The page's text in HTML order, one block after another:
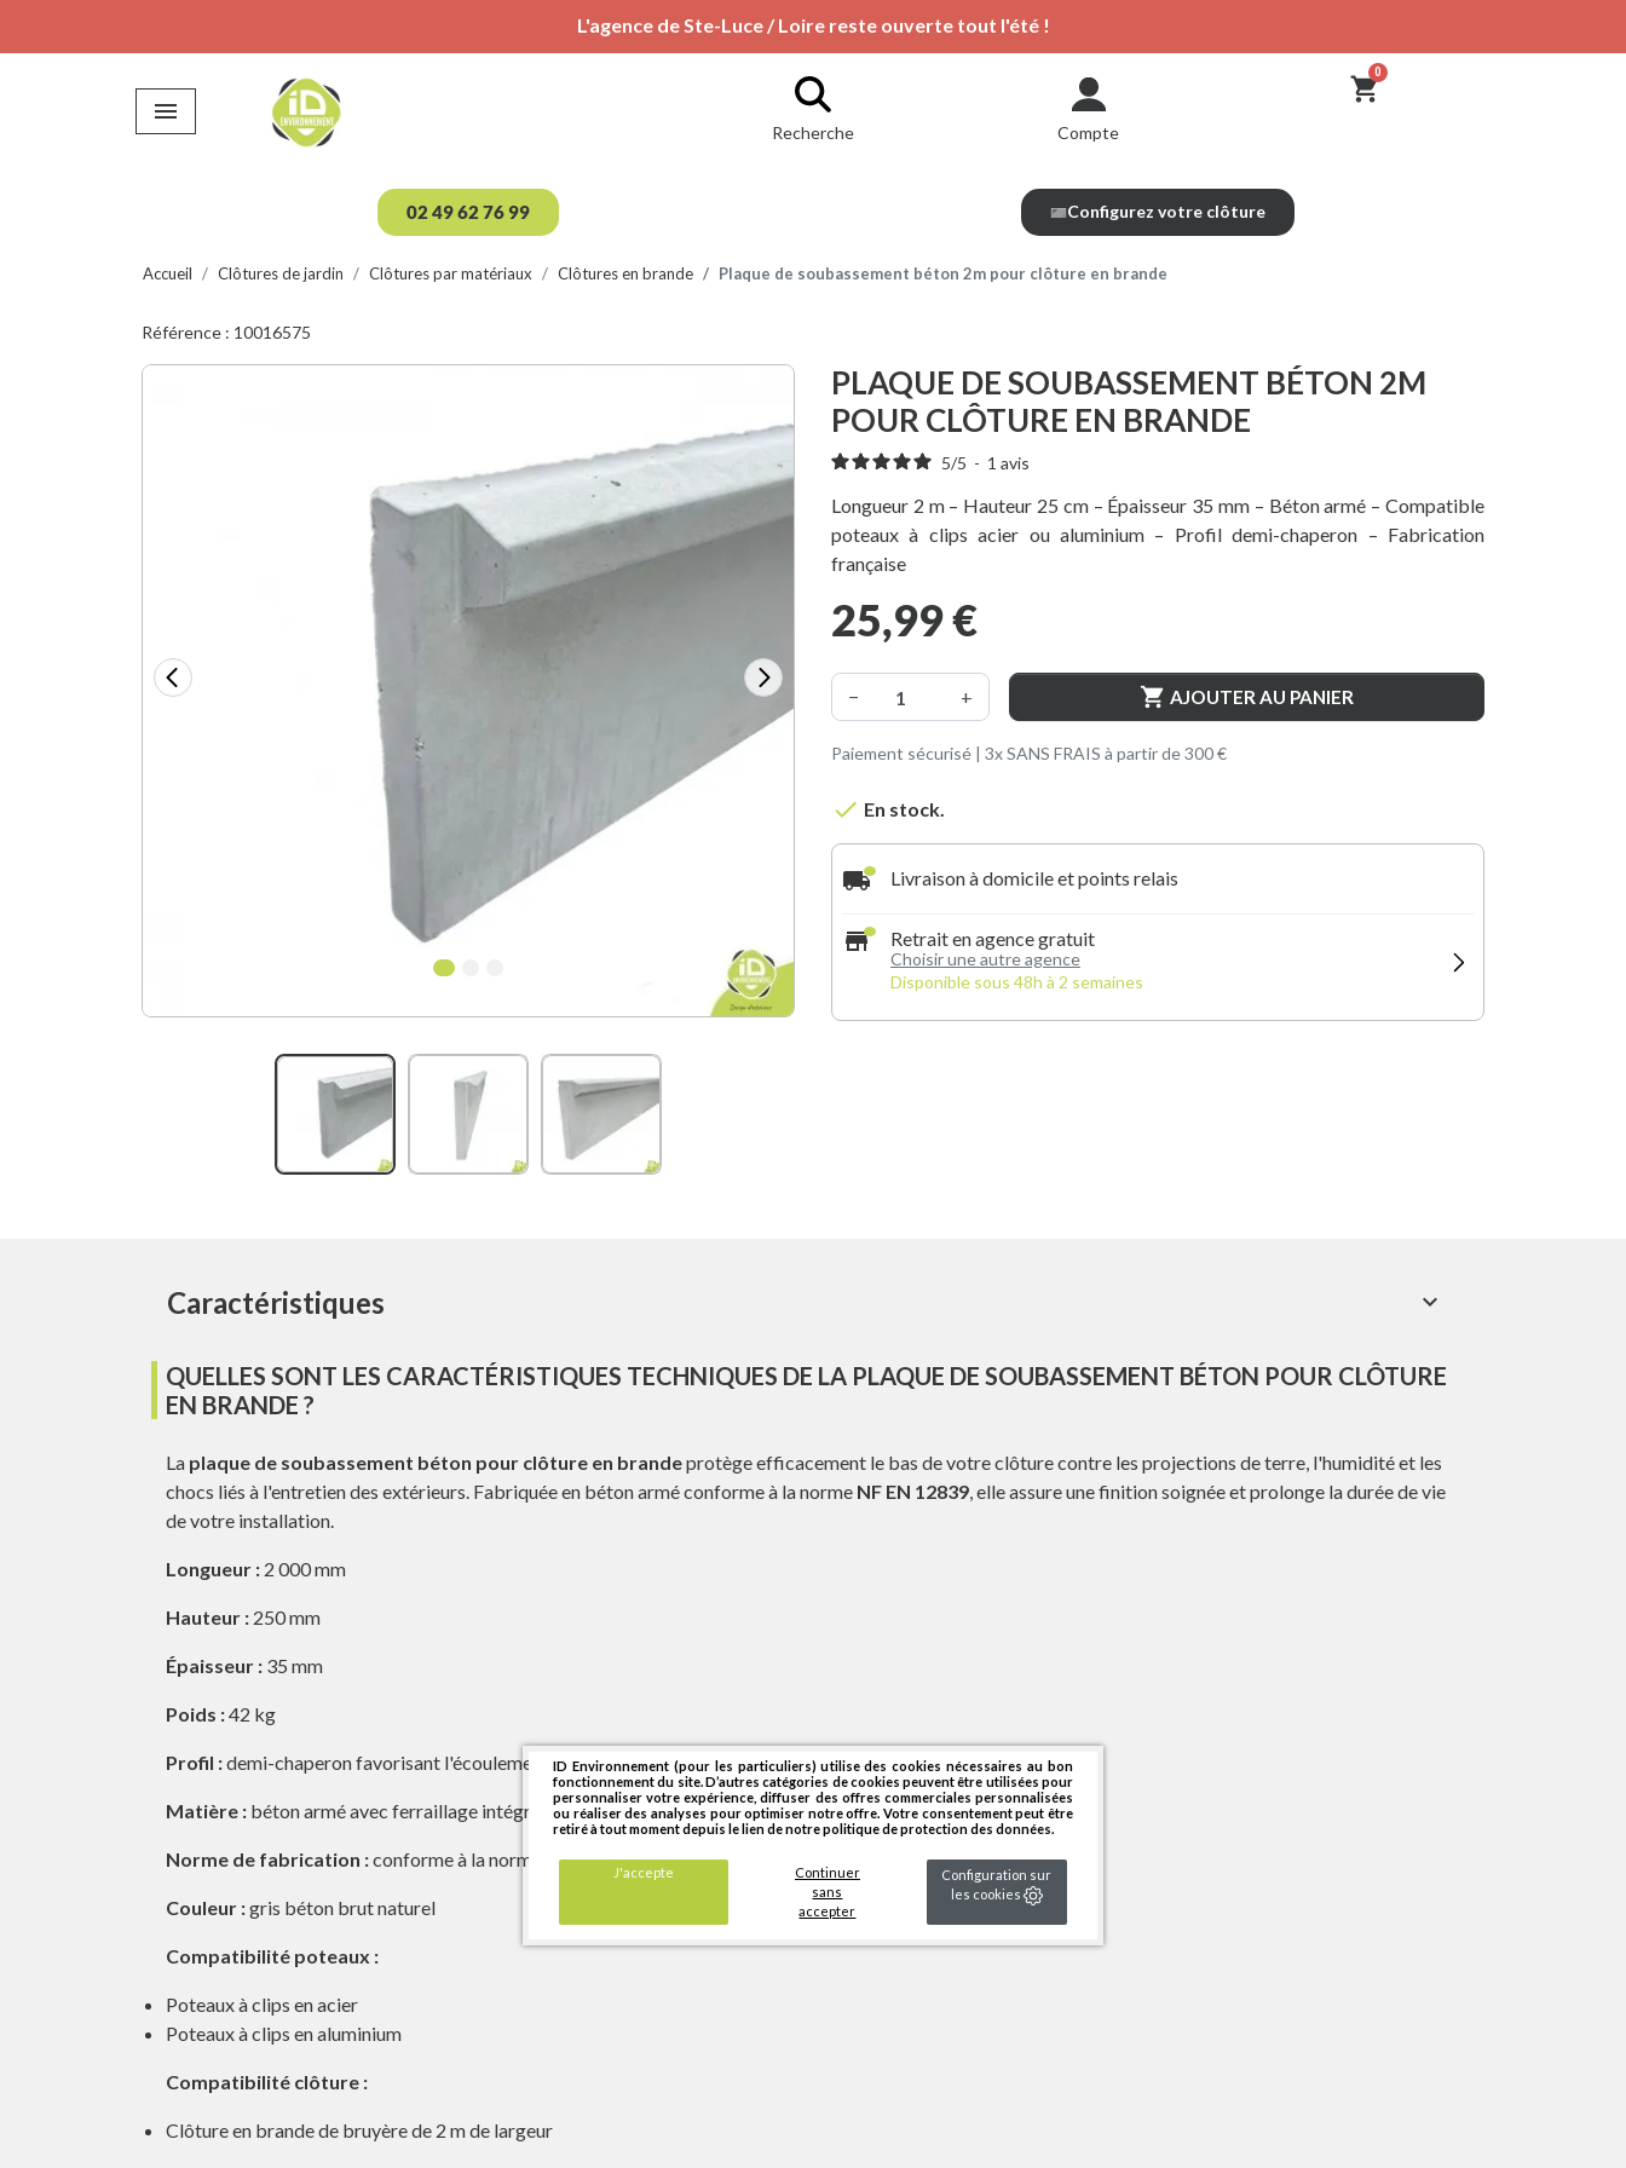
ID Environnement (pour les particuliers) utilise des cookies nécessaires au bon
fonctionnement du site. D’autres catégories de cookies peuvent être utilisées pour
personnaliser votre expérience, diffuser des offres commerciales personnalisées
ou réaliser des analyses pour optimiser notre offre. Votre consentement peut être
retiré à tout moment depuis le lien de notre politique de protection des données.
J'accepte
Continuer
sans
accepter
Configuration sur
les cookies
L'agence de Ste-Luce / Loire reste ouverte tout l'été !

Recherche Compte
02 49 62 76 99 Configurez votre clôture
Accueil Clôtures de jardin Clôtures par matériaux Clôtures en brande Plaque de soubassement béton 2m pour clôture en brande
Référence : 10016575
1
PLAQUE DE SOUBASSEMENT BÉTON 2M
POUR CLÔTURE EN BRANDE
5/5 - 1 avis
Longueur 2 m – Hauteur 25 cm – Épaisseur 35 mm – Béton armé – Compatible
poteaux à clips acier ou aluminium – Profil demi-chaperon – Fabrication
française
25,99 €
− +  AJOUTER AU PANIER
Paiement sécurisé | 3x SANS FRAIS à partir de 300 €
 En stock.
local_shipping Livraison à domicile et points relais
store Retrait en agence gratuit
Choisir une autre agence
Disponible sous 48h à 2 semaines
Caractéristiques expand_more
QUELLES SONT LES CARACTÉRISTIQUES TECHNIQUES DE LA PLAQUE DE SOUBASSEMENT BÉTON POUR CLÔTURE
EN BRANDE ?
La plaque de soubassement béton pour clôture en brandeprotège efficacement le bas de votre clôture contre les projections de terre, l'humidité et les
chocs liés à l'entretien des extérieurs. Fabriquée en béton armé conforme à la norme NF EN 12839, elle assure une finition soignée et prolonge la durée de vie
de votre installation.
Longueur : 2 000 mm
Hauteur : 250 mm
Épaisseur : 35 mm
Poids :42 kg
Profil :demi-chaperon favorisant l'écoulement de l'eau
Matière : béton armé avec ferraillage intégré en fils d'acier Ø 6 mm
Norme de fabrication :conforme à la norme NF EN 12839
Couleur :gris béton brut naturel
Compatibilité poteaux :
Poteaux à clips en acier
Poteaux à clips en aluminium
Compatibilité clôture :
Clôture en brande de bruyère de 2 m de largeur